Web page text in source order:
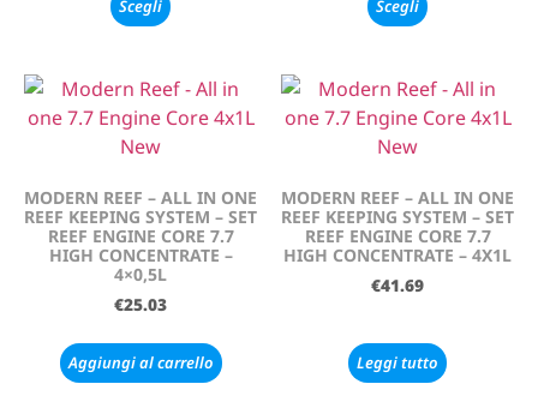
Scegli Scegli
MODERN REEF – ALL IN ONE
REEF KEEPING SYSTEM – SET
REEF ENGINE CORE 7.7
HIGH CONCENTRATE –
4×0,5L
€25.03
Aggiungi al carrello
MODERN REEF – ALL IN ONE
REEF KEEPING SYSTEM – SET
REEF ENGINE CORE 7.7
HIGH CONCENTRATE – 4X1L
€41.69
Leggi tutto